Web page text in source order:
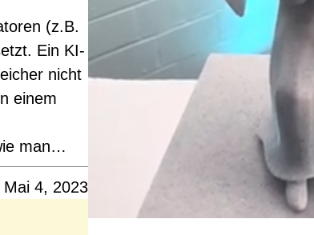
(z.B.
Ein KI-
nicht
einem
man…
Mai 4, 2023